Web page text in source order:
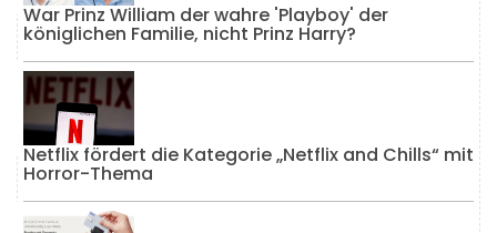
War Prinz William der wahre 'Playboy' der
königlichen Familie, nicht Prinz Harry?
Netflix fördert die Kategorie „Netflix and Chills“ mit
Horror-Thema